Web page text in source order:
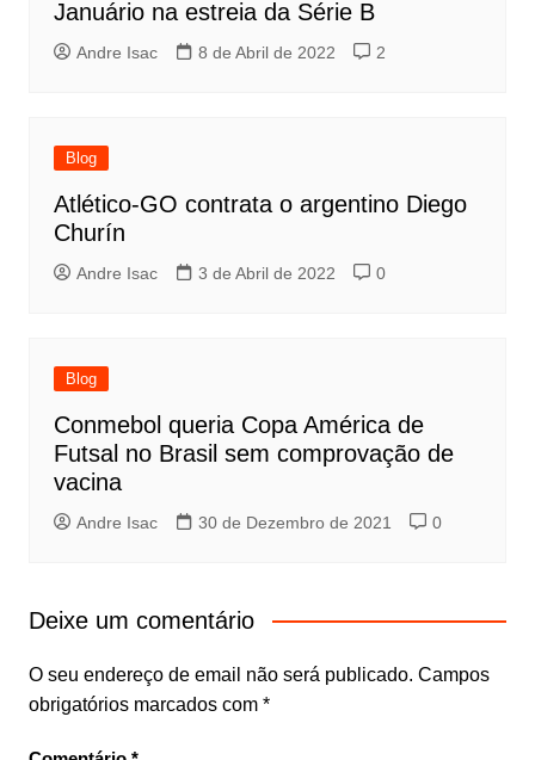
Januário na estreia da Série B
Andre Isac 8 de Abril de 2022 2
Blog
Atlético-GO contrata o argentino Diego
Churín
Andre Isac 3 de Abril de 2022 0
Blog
Conmebol queria Copa América de
Futsal no Brasil sem comprovação de
vacina
Andre Isac 30 de Dezembro de 2021 0
Deixe um comentário
O seu endereço de email não será publicado. Campos
obrigatórios marcados com *